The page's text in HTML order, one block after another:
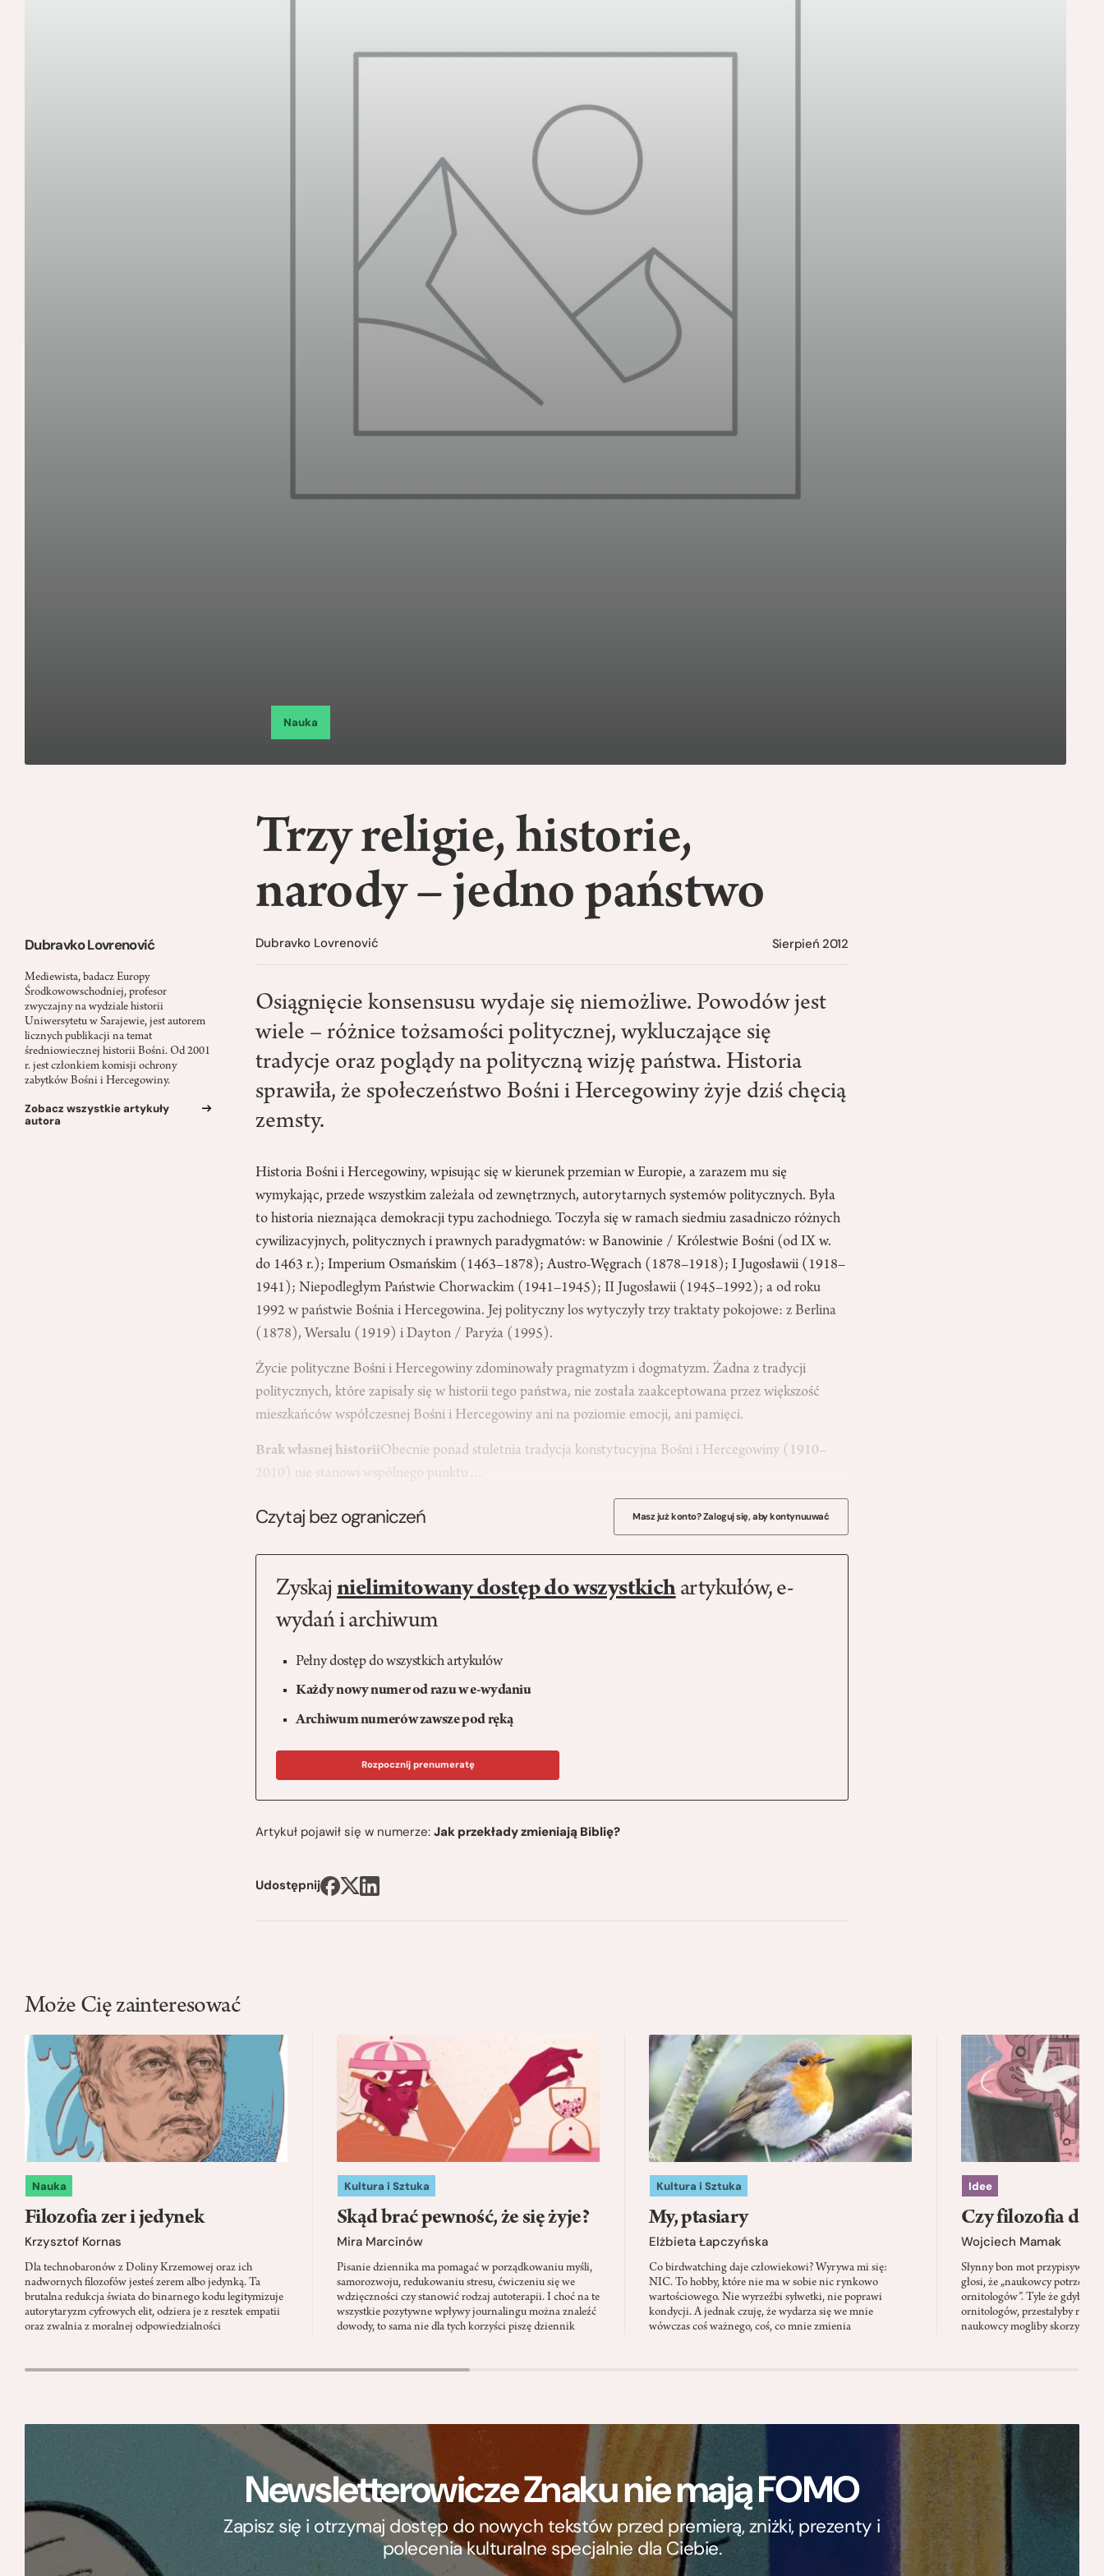
Nauka
Dubravko Lovrenović
Mediewista, badacz Europy
Środkowowschodniej, profesor
zwyczajny na wydziale historii
Uniwersytetu w Sarajewie, jest autorem
licznych publikacji na temat
średniowiecznej historii Bośni. Od 2001
r. jest członkiem komisji ochrony
zabytków Bośni i Hercegowiny.
Zobacz wszystkie artykuły
autora
Trzy religie, historie,
narody – jedno państwo
Dubravko Lovrenović Sierpień 2012
Osiągnięcie konsensusu wydaje się niemożliwe. Powodów jest
wiele – różnice tożsamości politycznej, wykluczające się
tradycje oraz poglądy na polityczną wizję państwa. Historia
sprawiła, że społeczeństwo Bośni i Hercegowiny żyje dziś chęcią
zemsty.
Historia Bośni i Hercegowiny, wpisując się w kierunek przemian w Europie, a zarazem mu się
wymykając, przede wszystkim zależała od zewnętrznych, autorytarnych systemów politycznych. Była
to historia nieznająca demokracji typu zachodniego. Toczyła się w ramach siedmiu zasadniczo różnych
cywilizacyjnych, politycznych i prawnych paradygmatów: w Banowinie / Królestwie Bośni (od IX w.
do 1463 r.); Imperium Osmańskim (1463–1878); Austro-Węgrach (1878–1918); I Jugosławii (1918–
1941); Niepodległym Państwie Chorwackim (1941–1945); II Jugosławii (1945–1992); a od roku
1992 w państwie Bośnia i Hercegowina. Jej polityczny los wytyczyły trzy traktaty pokojowe: z Berlina
(1878), Wersalu (1919) i Dayton / Paryża (1995).
Życie polityczne Bośni i Hercegowiny zdominowały pragmatyzm i dogmatyzm. Żadna z tradycji
politycznych, które zapisały się w historii tego państwa, nie została zaakceptowana przez większość
mieszkańców współczesnej Bośni i Hercegowiny ani na poziomie emocji, ani pamięci.
Brak własnej historiiObecnie ponad stuletnia tradycja konstytucyjna Bośni i Hercegowiny (1910–
2010) nie stanowi wspólnego punktu…
Czytaj bez ograniczeń Masz już konto? Zaloguj się, aby kontynuuwać
Zyskaj nielimitowany dostęp do wszystkichartykułów, e-
wydań i archiwum
Pełny dostęp do wszystkich artykułów
Każdy nowy numer od razu w e-wydaniu
Archiwum numerów zawsze pod ręką
Rozpocznij prenumeratę
Artykuł pojawił się w numerze:Jak przekłady zmieniają Biblię?
Udostępnij
Może Cię zainteresować
Nauka
Filozofia zer i jedynek
Krzysztof Kornas
Dla technobaronów z Doliny Krzemowej oraz ich
nadwornych filozofów jesteś zerem albo jedynką. Ta
brutalna redukcja świata do binarnego kodu legitymizuje
autorytaryzm cyfrowych elit, odziera je z resztek empatii
oraz zwalnia z moralnej odpowiedzialności
Kultura i Sztuka
Skąd brać pewność, że się żyje?
Mira Marcinów
Pisanie dziennika ma pomagać w porządkowaniu myśli,
samorozwoju, redukowaniu stresu, ćwiczeniu się we
wdzięczności czy stanowić rodzaj autoterapii. I choć na te
wszystkie pozytywne wpływy journalingu można znaleźć
dowody, to sama nie dla tych korzyści piszę dziennik
Kultura i Sztuka
My, ptasiary
Elżbieta Łapczyńska
Co birdwatching daje człowiekowi? Wyrywa mi się:
NIC. To hobby, które nie ma w sobie nic rynkowo
wartościowego. Nie wyrzeźbi sylwetki, nie poprawi
kondycji. A jednak czuję, że wydarza się we mnie
wówczas coś ważnego, coś, co mnie zmienia
Idee
Czy filozofia da
Wojciech Mamak
Słynny bon mot
głosi, że „naukowcy
ornitologów”. Tyle że gdyby
ornitologów, przestałyby
naukowcy mogliby skorzystać
Newsletterowicze Znaku nie mają FOMO
Zapisz się i otrzymaj dostęp do nowych tekstów przed premierą, zniżki, prezenty i
polecenia kulturalne specjalnie dla Ciebie.